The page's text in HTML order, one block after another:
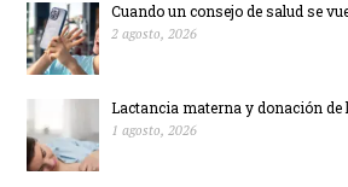
Cuando un consejo de salud se
2 agosto, 2026
Lactancia materna y donación de
1 agosto, 2026